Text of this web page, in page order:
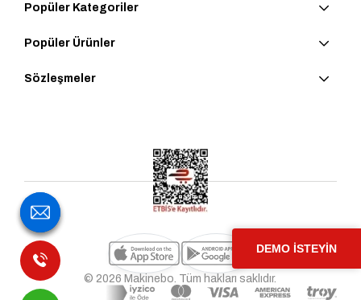
Popüler Kategoriler
Popüler Ürünler
Sözleşmeler
© 2026 Makinebo. Tüm hakları saklıdır.
DEMO İSTEYİN